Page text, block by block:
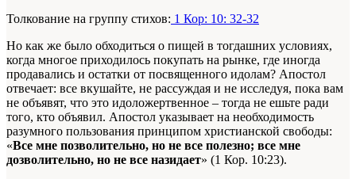
Толкование на группу стихов: 1 Кор: 10: 32-32
Но как же было обходиться о пищей в тогдашних условиях,
когда многое приходилось покупать на рынке, где иногда
продавались и остатки от посвященного идолам? Апостол
отвечает: все вкушайте, не рассуждая и не исследуя, пока вам
не объявят, что это идоложертвенное – тогда не ешьте ради
того, кто объявил. Апостол указывает на необходимость
разумного пользования принципом христианской свободы:
«Все мне позволительно, но не все полезно; все мне
дозволительно, но не все назидает» (1 Кор. 10:23).